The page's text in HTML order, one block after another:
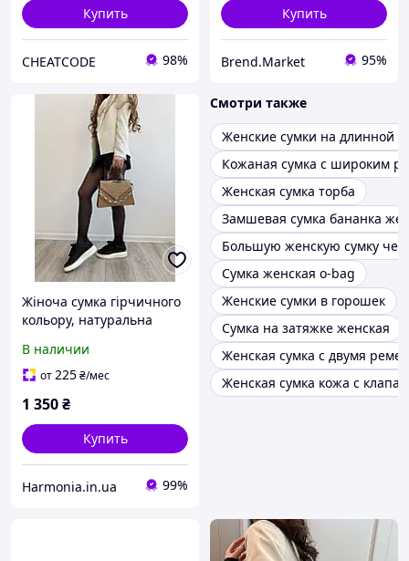
Купить
CHEATCODE 98%
Купить
Brend.Market 95%
Жіноча сумка гірчичного
кольору, натуральна
В наличии
от225₴/мес
1 350₴
Купить
Harmonia.in.ua 99%
Смотри также
Женские сумки на длинной
Кожаная сумка с широким
Женская сумка торба
Замшевая сумка бананка
Большую женскую сумку
Сумка женская o-bag
Женские сумки в горошек
Сумка на затяжке женская
Женская сумка с двумя
Женская сумка кожа с